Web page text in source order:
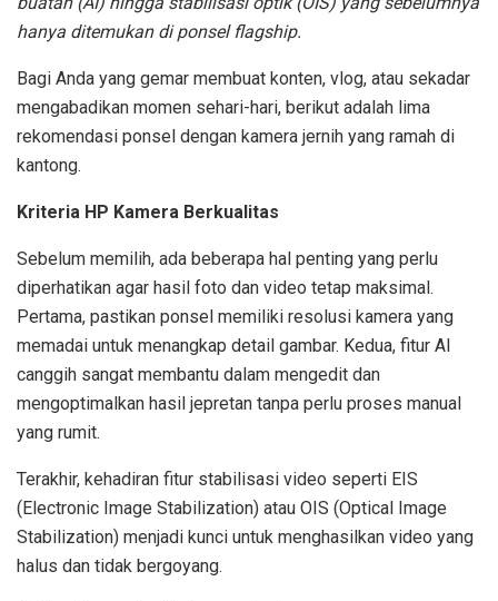
hanya ditemukan di ponsel flagship.
Bagi Anda yang gemar membuat konten, vlog, atau sekadar
mengabadikan momen sehari-hari, berikut adalah lima
rekomendasi ponsel dengan kamera jernih yang ramah di
kantong.
Kriteria HP Kamera Berkualitas
Sebelum memilih, ada beberapa hal penting yang perlu
diperhatikan agar hasil foto dan video tetap maksimal.
Pertama, pastikan ponsel memiliki resolusi kamera yang
memadai untuk menangkap detail gambar. Kedua, fitur AI
canggih sangat membantu dalam mengedit dan
mengoptimalkan hasil jepretan tanpa perlu proses manual
yang rumit.
Terakhir, kehadiran fitur stabilisasi video seperti EIS
(Electronic Image Stabilization) atau OIS (Optical Image
Stabilization) menjadi kunci untuk menghasilkan video yang
halus dan tidak bergoyang.